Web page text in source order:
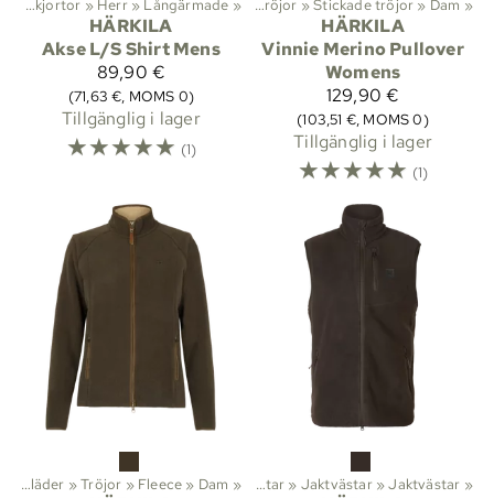
Skjortor ‪» Herr ‪» Långärmade ‪»
HÄRKILA
Akse L/S Shirt Mens
89,90 €
(71,63 €, MOMS 0)
Tillgänglig i lager
☆☆☆☆☆ (1)
Aktiviteter‪»Friluftsliv ‪»Kläder Tröjor ‪»Stickade tröjor ‪» Dam ‪»
HÄRKILA
Vinnie Merino Pullover
Womens
129,90 €
(103,51 €, MOMS 0)
Tillgänglig i lager
☆☆☆☆☆ (1)
Kläder ‪»Tröjor ‪» Fleece ‪» Dam ‪»
Aktiviteter‪» Friluftsliv‪» Kläder ‪» Västar ‪» Jaktvästar ‪»Jaktvästar ‪»